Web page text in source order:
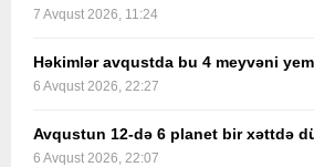
7 Avqust 2026, 11:24
Həkimlər avqustda bu 4 meyvəni
6 Avqust 2026, 22:27
Avqustun 12-də 6 planet bir xəttdə
6 Avqust 2026, 22:07